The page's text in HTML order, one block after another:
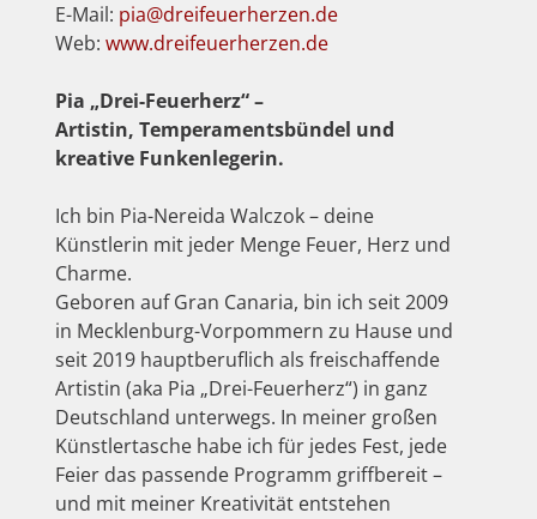
E-Mail: pia@dreifeuerherzen.de
Web:www.dreifeuerherzen.de
Pia „Drei-Feuerherz“ –
Artistin, Temperamentsbündel und
kreative Funkenlegerin.
Ich bin Pia-Nereida Walczok – deine
Künstlerin mit jeder Menge Feuer, Herz und
Charme.
Geboren auf Gran Canaria, bin ich seit 2009
in Mecklenburg-Vorpommern zu Hause und
seit 2019 hauptberuflich als freischaffende
Artistin (aka Pia „Drei-Feuerherz“) in ganz
Deutschland unterwegs. In meiner großen
Künstlertasche habe ich für jedes Fest, jede
Feier das passende Programm griffbereit –
und mit meiner Kreativität entstehen